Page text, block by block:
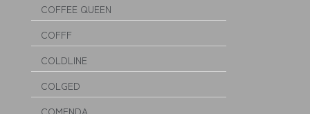
COFFEE QUEEN
COFFF
COLDLINE
COLGED
COMENDA